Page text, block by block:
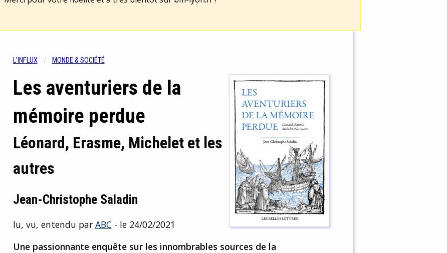
L'INFLUX MONDE & SOCIÉTÉ
Les aventuriers de la
mémoire perdue
Léonard, Erasme, Michelet et les
autres
Jean-Christophe Saladin
lu, vu, entendu par ABC - le 24/02/2021
Une passionnante enquête sur les innombrables sources de la